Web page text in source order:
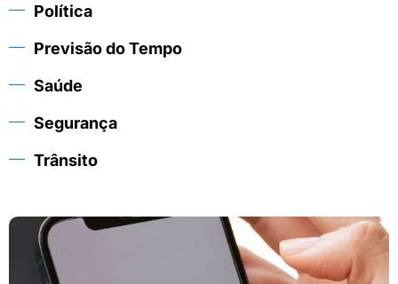
Política
Previsão do Tempo
Saúde
Segurança
Trânsito